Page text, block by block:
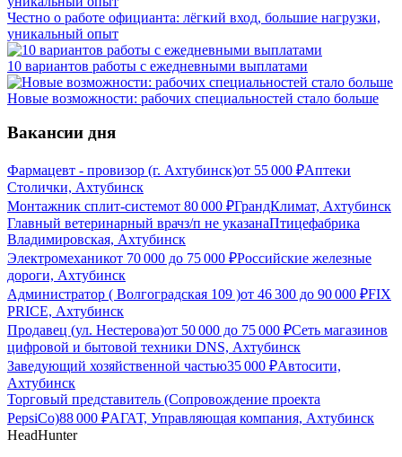
Честно о работе официанта: лёгкий вход, большие нагрузки,
уникальный опыт
10 вариантов работы с ежедневными выплатами
Новые возможности: рабочих специальностей стало больше
Вакансии дня
Фармацевт - провизор (г. Ахтубинск)от 55 000 ₽Аптеки
Столички, Ахтубинск
Монтажник сплит-системот 80 000 ₽ГрандКлимат, Ахтубинск
Главный ветеринарный врачз/п не указанаПтицефабрика
Владимировская, Ахтубинск
Электромеханикот 70 000 до 75 000 ₽Российские железные
дороги, Ахтубинск
Администратор ( Волгоградская 109 )от 46 300 до 90 000 ₽FIX
PRICE, Ахтубинск
Продавец (ул. Нестерова)от 50 000 до 75 000 ₽Сеть магазинов
цифровой и бытовой техники DNS, Ахтубинск
Заведующий хозяйственной частью35 000 ₽Автосити,
Ахтубинск
Торговый представитель (Сопровождение проекта
PepsiCo)88 000 ₽АГАТ, Управляющая компания, Ахтубинск
HeadHunter